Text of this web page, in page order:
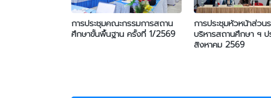
การประชุมคณะกรรมการสถาน
ศึกษาขั้นพื้นฐาน ครั้งที่ 1/2569
การประชุมหัวหน้าส่วน
บริหารสถานศึกษา ฯ ป
สิงหาคม 2569